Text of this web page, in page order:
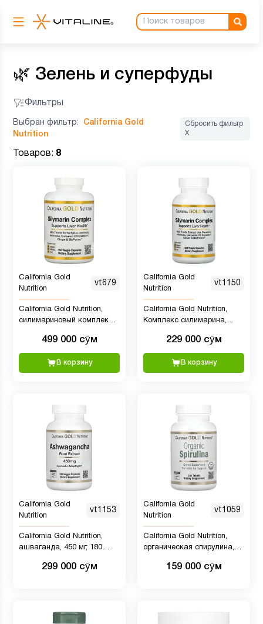
🌿 Зелень и суперфуды
Фильтры
Выбран фильтр:
California Gold
Nutrition
Сбросить фильтр
Х
Товаров: 8
California Gold
Nutrition
vt679
California Gold Nutrition,
силимариновый комплекс
расторопша, куркумин,
артишок, одуванчик,
имбирь и черный перец, 360
499 000 сӯм
В корзину
California Gold
Nutrition
vt1150
California Gold Nutrition,
Комплекс силимарина,
одуванчиком, артишок,
комплекс куркумина C3,
имбирь и BioPerine®, 120
229 000 сӯм
В корзину
California Gold
Nutrition
vt1153
California Gold Nutrition,
ашваганда, 450 мг, 180
299 000 сӯм
California Gold
Nutrition
vt1059
California Gold Nutrition,
органическая спирулина,
500 мг, 240 таблеток
159 000 сӯм